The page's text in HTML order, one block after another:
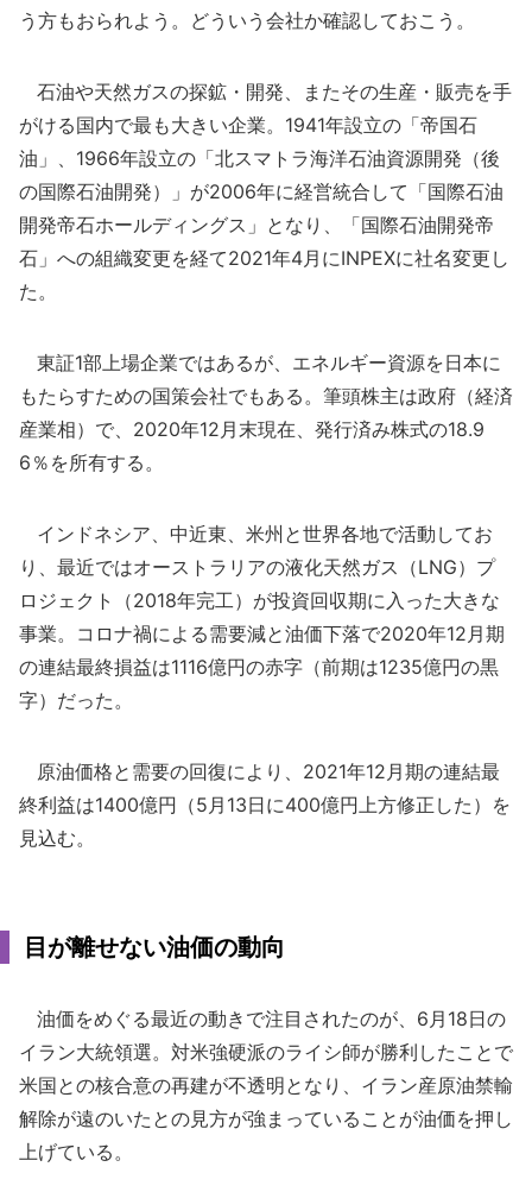
う方もおられよう。どういう会社か確認しておこう。
石油や天然ガスの探鉱・開発、またその生産・販売を手
がける国内で最も大きい企業。1941年設立の「帝国石
油」、1966年設立の「北スマトラ海洋石油資源開発（後
の国際石油開発）」が2006年に経営統合して「国際石油
開発帝石ホールディングス」となり、「国際石油開発帝
石」への組織変更を経て2021年4月にINPEXに社名変更し
た。
東証1部上場企業ではあるが、エネルギー資源を日本に
もたらすための国策会社でもある。筆頭株主は政府（経済
産業相）で、2020年12月末現在、発行済み株式の18.9
6％を所有する。
インドネシア、中近東、米州と世界各地で活動してお
り、最近ではオーストラリアの液化天然ガス（LNG）プ
ロジェクト（2018年完工）が投資回収期に入った大きな
事業。コロナ禍による需要減と油価下落で2020年12月期
の連結最終損益は1116億円の赤字（前期は1235億円の黒
字）だった。
原油価格と需要の回復により、2021年12月期の連結最
終利益は1400億円（5月13日に400億円上方修正した）を
見込む。
目が離せない油価の動向
油価をめぐる最近の動きで注目されたのが、6月18日の
イラン大統領選。対米強硬派のライシ師が勝利したことで
米国との核合意の再建が不透明となり、イラン産原油禁輸
解除が遠のいたとの見方が強まっていることが油価を押し
上げている。